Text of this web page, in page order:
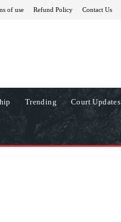
of use Refund Policy Contact Us
Trending Court Updates